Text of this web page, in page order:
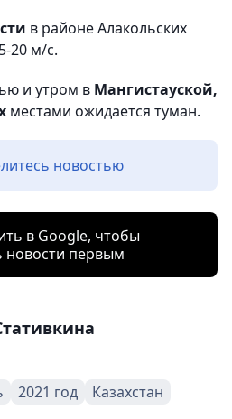
в районе Алакольских
20 м/с.
и утром в Мангистауской,
местами ожидается туман.
новостью
в Google, чтобы
новости первым
2021 год Казахстан